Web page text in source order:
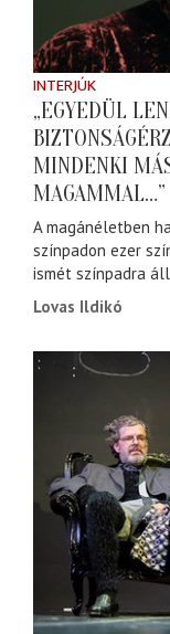
INTERJÚK
„EGYEDÜL
MINDENKI
MAGAMMAL…”
A magánéletben
színpadon ezer
ismét színpadra
Lovas Ildikó